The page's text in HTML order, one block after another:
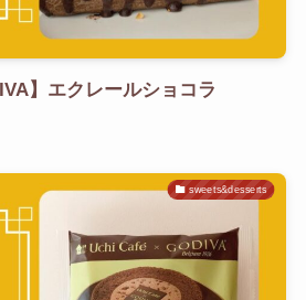
】エクレールショコラ
sweets&desserts